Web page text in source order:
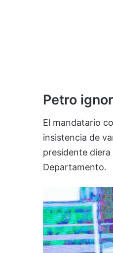
Petro
El mandatario
insistencia de
presidente
Departamento.